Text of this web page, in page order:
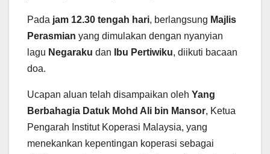
Pada jam 12.30 tengah hari, berlangsung Majlis
Perasmian yang dimulakan dengan nyanyian
lagu Negaraku dan Ibu Pertiwiku, diikuti bacaan
doa.
Ucapan aluan telah disampaikan oleh Yang
Berbahagia Datuk Mohd Ali bin Mansor, Ketua
Pengarah Institut Koperasi Malaysia, yang
menekankan kepentingan koperasi sebagai